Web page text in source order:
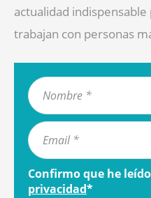
actualidad
trabajan con personas
Confirmo que he
privacidad*